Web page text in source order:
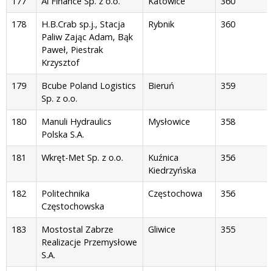
178
H.B.Crab sp.j., Stacja
Paliw Zając Adam, Bąk
Paweł, Piestrak
Krzysztof
Rybnik 360
179
Bcube Poland Logistics
Sp. z o.o.
Bieruń 359
180
Manuli Hydraulics
Polska S.A.
Mysłowice 358
181 Wkręt-Met Sp. z o.o.
Kuźnica
Kiedrzyńska
356
182
Politechnika
Częstochowska
Częstochowa 356
183
Mostostal Zabrze
Realizacje Przemysłowe
S.A.
Gliwice 355